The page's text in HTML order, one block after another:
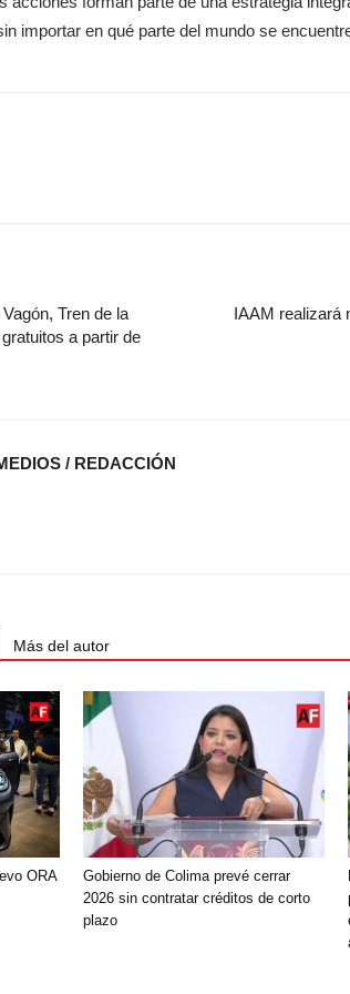
importar en qué parte del mundo se
Tren de la
a partir de
IAAM realizará
/ REDACCIÓN
Más del autor
ORA
Gobierno de Colima prevé cerrar
2026 sin contratar créditos de corto
plazo